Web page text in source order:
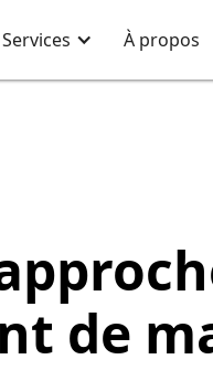
Services À propos
de